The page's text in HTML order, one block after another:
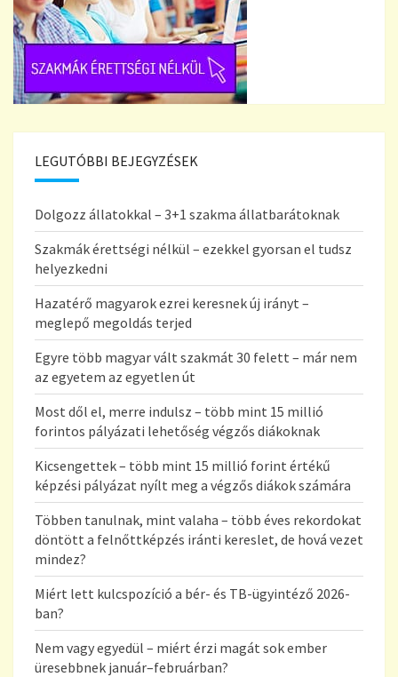
LEGUTÓBBI BEJEGYZÉSEK
Dolgozz állatokkal – 3+1 szakma állatbarátoknak
Szakmák érettségi nélkül – ezekkel gyorsan el tudsz
helyezkedni
Hazatérő magyarok ezrei keresnek új irányt –
meglepő megoldás terjed
Egyre több magyar vált szakmát 30 felett – már nem
az egyetem az egyetlen út
Most dől el, merre indulsz – több mint 15 millió
forintos pályázati lehetőség végzős diákoknak
Kicsengettek – több mint 15 millió forint értékű
képzési pályázat nyílt meg a végzős diákok számára
Többen tanulnak, mint valaha – több éves rekordokat
döntött a felnőttképzés iránti kereslet, de hová vezet
mindez?
Miért lett kulcspozíció a bér- és TB-ügyintéző 2026-
ban?
Nem vagy egyedül – miért érzi magát sok ember
üresebbnek január–februárban?